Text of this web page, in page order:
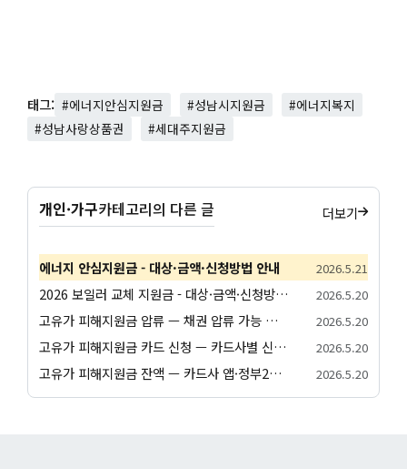
태그: #에너지안심지원금 #성남시지원금
#에너지복지
#성남사랑상품권
#세대주지원금
개인·가구카테고리의 다른 글 더보기
에너지 안심지원금 - 대상·금액·신청방법 안내 2026.5.21
2026 보일러 교체 지원금 - 대상·금액·신청방법 안내 2026.5.20
고유가 피해지원금 압류 — 채권 압류 가능 여부와 보호 절차 안내 2026.5.20
고유가 피해지원금 카드 신청 — 카드사별 신청 방법과 발급 절차 안내 2026.5.20
고유가 피해지원금 잔액 — 카드사 앱·정부24·앱별 잔액 조회 방법 2026.5.20